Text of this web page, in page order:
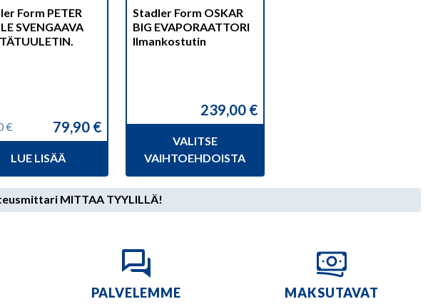
Form PETER
SVENGAAVA
€
€.
79,90 €
€.
LUE LISÄÄ
Stadler Form OSKAR
BIG EVAPORAATTORI
Ilmankostutin
239,00 €
VALITSE
VAIHTOEHDOISTA
tuotteen
sivulla.
MITTAA TYYLILLÄ!
PALVELEMME MAKSUTAVAT